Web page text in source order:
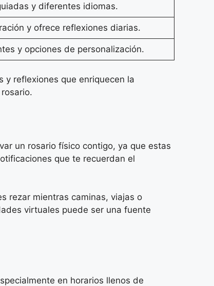
y diferentes idiomas.
y ofrece reflexiones diarias.
y opciones de personalización.
y reflexiones que enriquecen la
un rosario físico contigo, ya que estas
que te recuerdan el
rezar mientras caminas, viajas o
virtuales puede ser una fuente
en horarios llenos de